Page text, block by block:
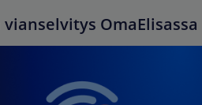
OmaElisassa